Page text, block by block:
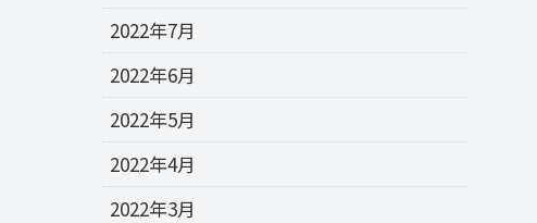
2022年7月
2022年6月
2022年5月
2022年4月
2022年3月